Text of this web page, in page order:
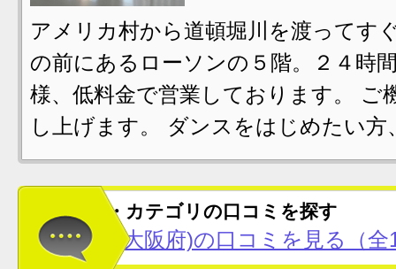
アメリカ村から道頓堀川を渡ってす
の前にあるローソンの５階。２４時
様、低料金で営業しております。
し上げます。 ダンスをはじめたい
この地域・カテゴリの口コミを探す
大阪難波(大阪府)の口コミを見る（全